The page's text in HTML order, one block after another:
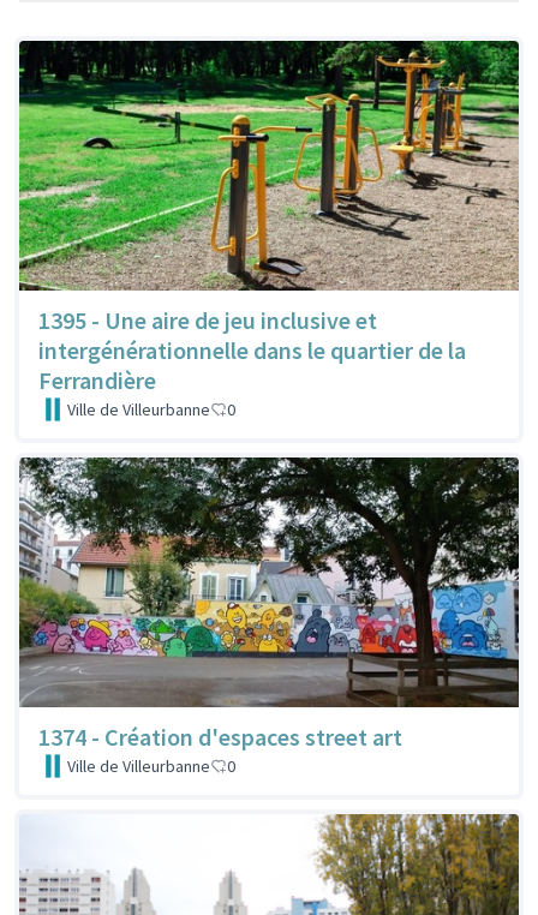
1395 - Une aire de jeu inclusive et
intergénérationnelle dans le quartier de la
Ferrandière
Ville de Villeurbanne 0
1374 - Création d'espaces street art
Ville de Villeurbanne 0